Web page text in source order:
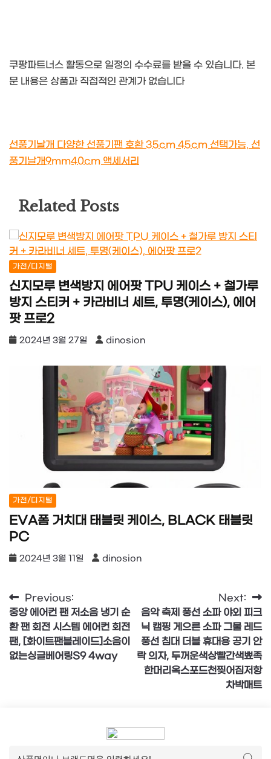
쿠팡파트너스 활동으로 일정의 수수료를 받을 수 있습니다. 본
문 내용은 상품과 직접적인 관계가 없습니다
선풍기날개 다양한 선풍기팬 호환 35cm 45cm 선택가능, 선
풍기날개9mm40cm 액세서리
Related Posts
가전/디지털
신지모루 변색방지 에어팟 TPU 케이스 + 철가루
방지 스티커 + 카라비너 세트, 투명(케이스), 에어
팟 프로2
2024년 3월 27일 dinosion
가전/디지털
EVA폼 거치대 태블릿 케이스, BLACK 태블릿
PC
2024년 3월 11일 dinosion
글
탐
색
Previous:
중앙 에어컨 팬 저소음 냉기 순
환 팬 회전 시스템 에어컨 회전
팬, [화이트팬블레이드]소음이
없는싱글베어링S9 4way
Next:
음악 축제 풍선 소파 야외 피크
닉 캠핑 게으른 소파 그물 레드
풍선 침대 더블 휴대용 공기 안
락 의자, 두꺼운색상빨간색뾰족
한머리옥스포드천찢어짐저항
차박매트